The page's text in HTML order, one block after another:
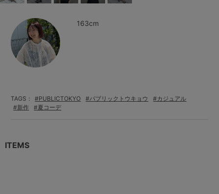
163cm
TAGS： #PUBLICTOKYO #パブリックトウキョウ
#カジュアル
#新作
#夏コーデ
ITEMS